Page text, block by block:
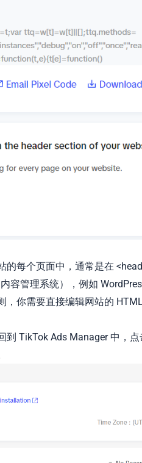
每个页面中，通常是在
容管理系统），例如
你需要直接编辑网站的
TikTok Ads Manager 中，